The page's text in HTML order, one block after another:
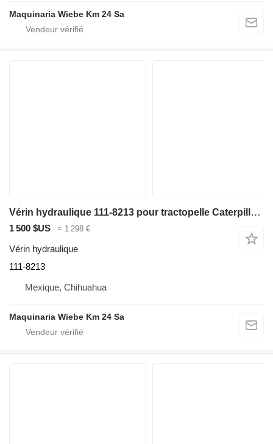
Maquinaria Wiebe Km 24 Sa
Vérin hydraulique 111-8213 pour tractopelle Caterpillar 446B
1 500 $US ≈ 1 298 €
Vérin hydraulique
111-8213
Mexique, Chihuahua
Maquinaria Wiebe Km 24 Sa